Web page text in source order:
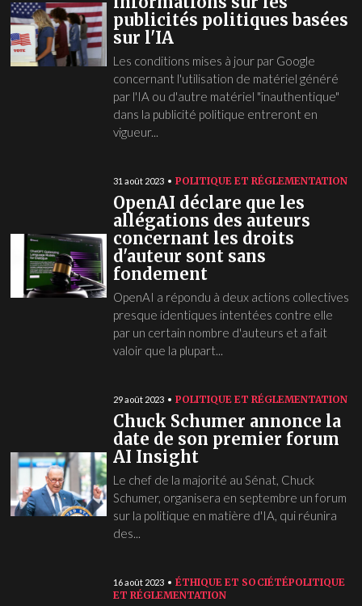
publicités politiques basées
sur l'IA
Les conditions mises à jour par Google
concernant l'utilisation de matériel généré
par l'IA ou d'autre matériel "inauthentique"
dans la publicité politique entreront en
vigueur...
31 août 2023 POLITIQUE ET RÉGLEMENTATION
OpenAI déclare que les
allégations des auteurs
concernant les droits
d'auteur sont sans
fondement
OpenAI a répondu à deux actions collectives
presque identiques intentées contre elle
par un certain nombre d'auteurs et a fait
valoir que la plupart...
29 août 2023 POLITIQUE ET RÉGLEMENTATION
Chuck Schumer annonce la
date de son premier forum
AI Insight
Le chef de la majorité au Sénat, Chuck
Schumer, organisera en septembre un forum
sur la politique en matière d'IA, qui réunira
des...
16 août 2023 ÉTHIQUE ET SOCIÉTÉPOLITIQUE
ET RÉGLEMENTATION